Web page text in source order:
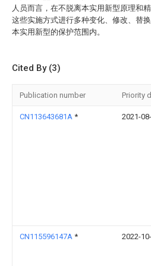
人员而言，在不脱离本实用新型原理和
这些实施方式进行多种变化、修改、替
本实用新型的保护范围内。
Cited By (3)
Publication number Priority
CN113643681A * 2021-
CN115596147A * 2022-